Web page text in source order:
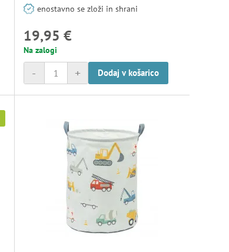
enostavno se zloži in shrani
19,95 €
Na zalogi
+
- Dodaj v košarico